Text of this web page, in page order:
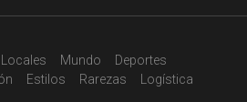
Locales Mundo
Deportes
Estilos Rarezas Logística